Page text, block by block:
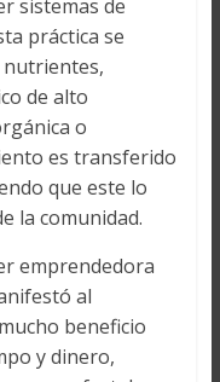
sistemas de
práctica se
de alto
o
es transferido
que este lo
la comunidad.
emprendedora
al
beneficio
y dinero,